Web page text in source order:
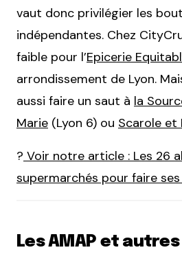
vaut donc privilégier les
indépendantes. Chez
faible pour l’Epicerie
arrondissement de Lyon.
aussi faire un saut à la
Marie (Lyon 6) ou Scarole et
? Voir notre article : Les 26
supermarchés pour faire
Les AMAP et